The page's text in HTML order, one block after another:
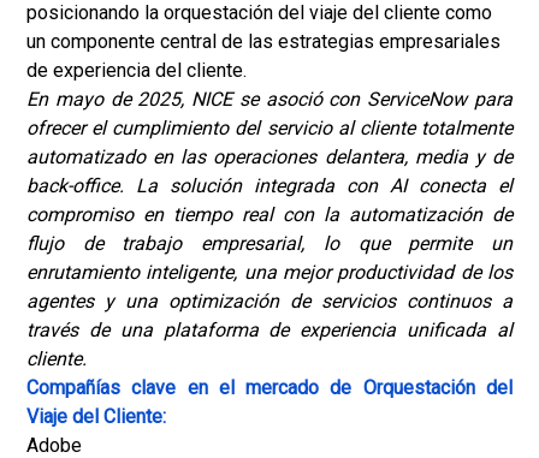
posicionando la orquestación del viaje del cliente como
un componente central de las estrategias empresariales
de experiencia del cliente.
En mayo de 2025, NICE se asoció con ServiceNow para
ofrecer el cumplimiento del servicio al cliente totalmente
automatizado en las operaciones delantera, media y de
back-office. La solución integrada con AI conecta el
compromiso en tiempo real con la automatización de
flujo de trabajo empresarial, lo que permite un
enrutamiento inteligente, una mejor productividad de los
agentes y una optimización de servicios continuos a
través de una plataforma de experiencia unificada al
cliente.
Compañías clave en el mercado de Orquestación del
Viaje del Cliente:
Adobe